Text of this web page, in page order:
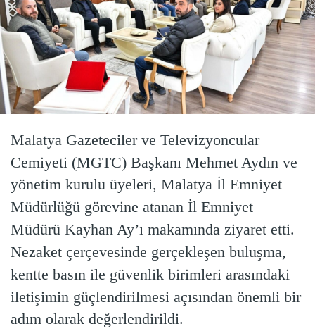
Malatya Gazeteciler ve Televizyoncular
Cemiyeti (MGTC) Başkanı Mehmet Aydın ve
yönetim kurulu üyeleri, Malatya İl Emniyet
Müdürlüğü görevine atanan İl Emniyet
Müdürü Kayhan Ay’ı makamında ziyaret etti.
Nezaket çerçevesinde gerçekleşen buluşma,
kentte basın ile güvenlik birimleri arasındaki
iletişimin güçlendirilmesi açısından önemli bir
adım olarak değerlendirildi.